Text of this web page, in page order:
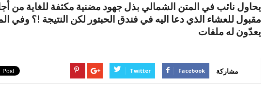
يحاول نائب في المتن الشمالي بذل جهود مضنية مكثفة للغاية من
مقبول للعشاء الذي دعا اليه في فندق الحبتور لكن النتيجة !؟ وفي
يعدّون له ملفات
مشاركة Facebook
Twitter